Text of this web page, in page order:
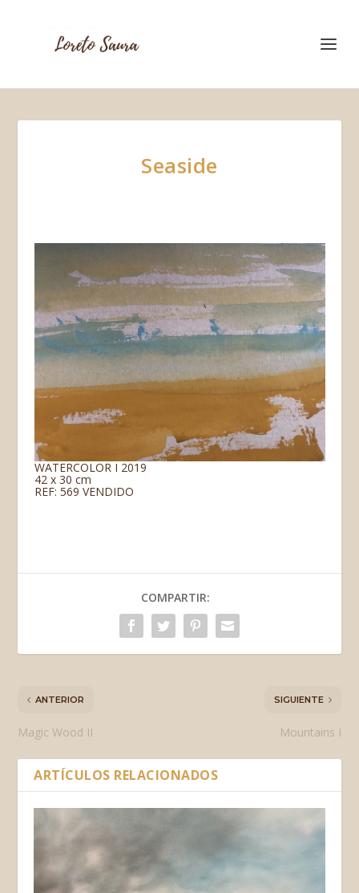
Seaside
WATERCOLOR I 2019
42 x 30 cm
REF: 569 VENDIDO
COMPARTIR:
ANTERIOR
Magic Wood II
SIGUIENTE
Mountains I
ARTÍCULOS RELACIONADOS